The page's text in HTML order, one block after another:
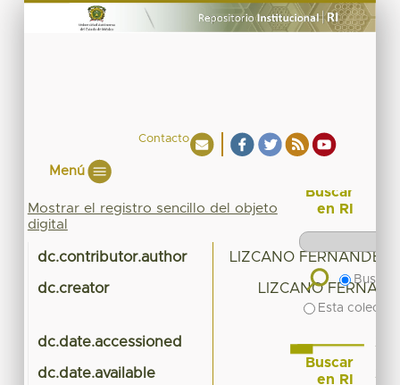
Contacto
Menú
Mostrar el registro sencillo del objeto
digital
dc.contributor.author LIZCANO FERNANDEZ,
dc.creator LIZCANO
dc.date.accessioned
dc.date.available
Buscar
en RI
Buscar
Esta
Buscar
en RI